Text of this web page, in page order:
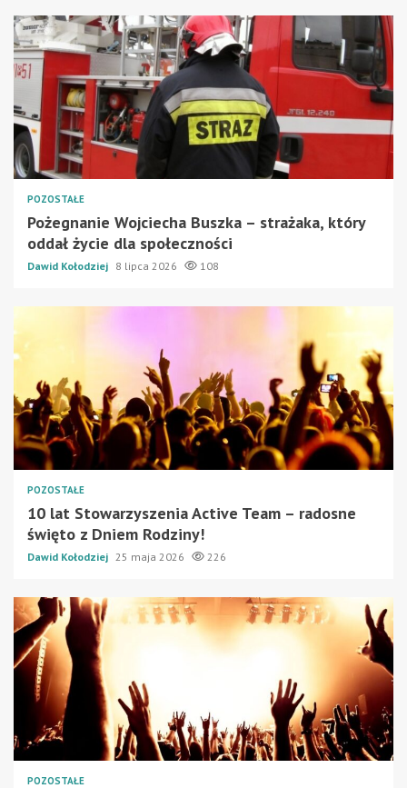
POZOSTAŁE
Pożegnanie Wojciecha Buszka – strażaka, który
oddał życie dla społeczności
Dawid Kołodziej 8 lipca 2026 108
POZOSTAŁE
10 lat Stowarzyszenia Active Team – radosne
święto z Dniem Rodziny!
Dawid Kołodziej 25 maja 2026 226
POZOSTAŁE